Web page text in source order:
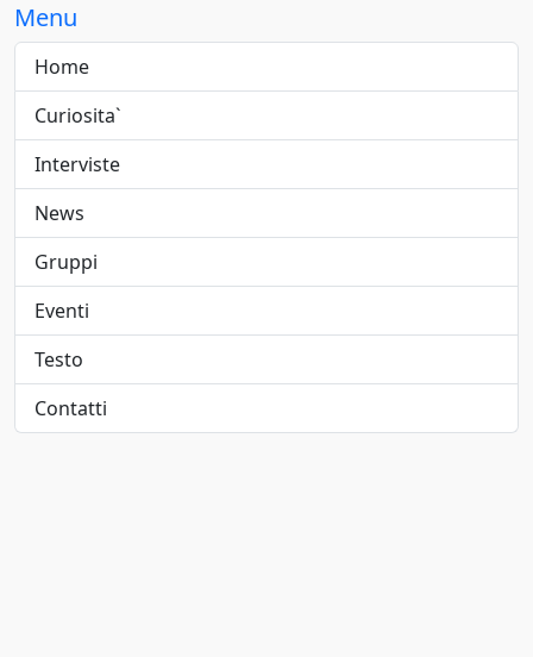
Downtempo
Electric blues
Elettropop
Folk
Folk pop
Folk rock
Funk
Funk metal
Hard rock
1945
1946
1947
1948
1949
1950
1951
1952
1953
Menu
Home
Curiosita`
Interviste
News
Gruppi
Eventi
Testo
Contatti